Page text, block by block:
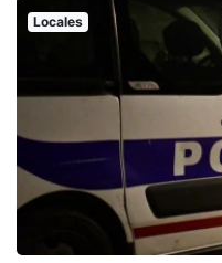
Locales